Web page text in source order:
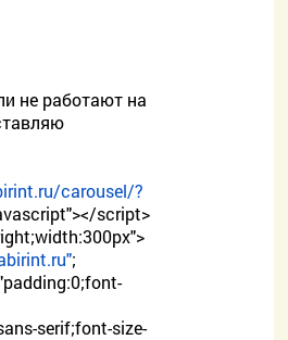
не работают на
carousel/?
script>
;
serif;font-size-